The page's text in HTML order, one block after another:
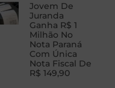
Jovem De
Juranda
Ganha R$ 1
Milhão No
Nota Paraná
Com Única
Nota Fiscal De
R$ 149,90